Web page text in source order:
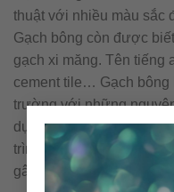
thuật với nhiều màu sắc
Gạch bông còn được
gạch xi măng. Tên tiếng
cement tile… Gạch bông
trường với những
dụng nhiên liệu đốt
trình nên viên gạch bông
gây ra ô nhiễm môi